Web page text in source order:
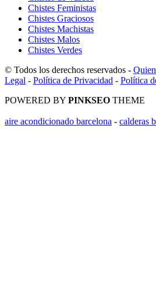
Chistes Feministas
Chistes Graciosos
Chistes Machistas
Chistes Malos
Chistes Verdes
© Todos los derechos reservados -
Legal - Política de Privacidad - Política
POWERED BY PINKSEO THEME
aire acondicionado barcelona - calderas